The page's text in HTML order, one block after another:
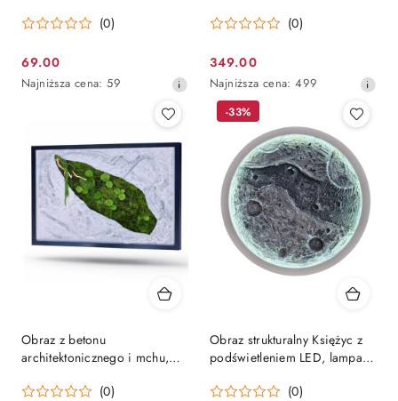
(0)
Cena
promocyjna:
69.00
Najniższa
dni
przed
obniżką
Najniższa cena: 59
(0)
Cena
promocyjna:
349.00
Najniższa
cena
przed
obniżką
Najniższa cena: 499
Obraz z betonu
architektonicznego i mchu,
(0)
Obraz strukturalny Księżyc z
podświetleniem LED, lampa
(0)
-33%